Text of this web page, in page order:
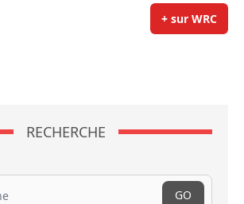
+ sur WRC
RECHERCHE
GO